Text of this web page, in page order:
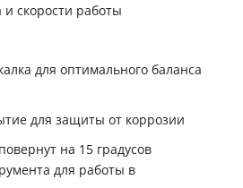
и скорости работы
для оптимального баланса
для защиты от коррозии
на 15 градусов
для работы в